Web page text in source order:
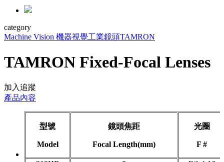
category
Machine Vision 機器視覺工業鏡頭TAMRON
TAMRON Fixed-Focal Lenses
加入追蹤
產品內容
型號
Model
鏡頭焦距
Focal Length(mm)
光圈
F #